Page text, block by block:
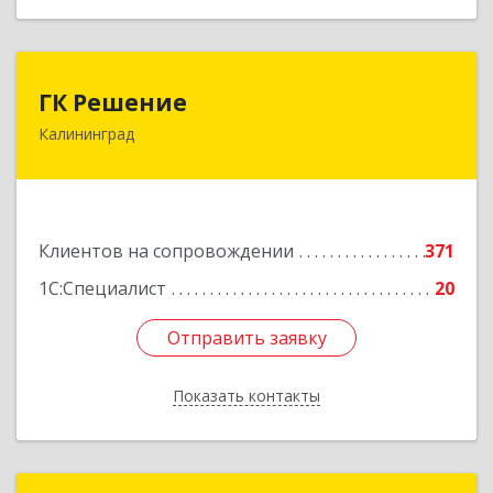
ГК Решение
Калининград
Клиентов на сопровождении
371
1С:Специалист
20
Отправить заявку
Показать контакты
236038, Калининградская обл, Калининград г,
Отправить заявку
Назад